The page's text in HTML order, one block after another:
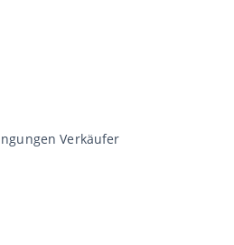
Verkäufer